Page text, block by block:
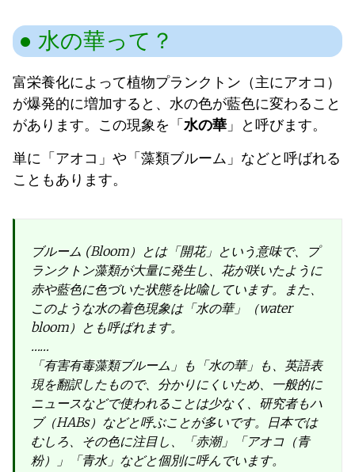
水の華って？
富栄養化によって植物プランクトン（主にアオコ）
が爆発的に増加すると、水の色が藍色に変わること
があります。この現象を「水の華 」と呼びます。
単に「アオコ」や「藻類ブルーム」などと呼ばれる
こともあります。
ブルーム (Bloom）とは「開花」という意味で、プ
ランクトン藻類が大量に発生し、花が咲いたように
赤や藍色に色づいた状態を比喩しています。また、
このような水の着色現象は「水の華」（water
bloom）とも呼ばれます。
……
「有害有毒藻類ブルーム」も「水の華」も、英語表
現を翻訳したもので、分かりにくいため、一般的に
ニュースなどで使われることは少なく、研究者もハ
ブ（HABs）などと呼ぶことが多いです。日本では
むしろ、その色に注目し、「赤潮」「アオコ（青
粉）」「青水」などと個別に呼んでいます。